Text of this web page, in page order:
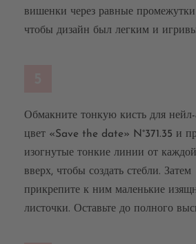
вишенки через равные промежутки
чтобы дизайн был легким и
Обмакните тонкую кисть для нейл-
цвет «Save the date» N°371.35 и
изогнутые тонкие линии от
вверх, чтобы создать стебли. Затем
прикрепите к ним маленькие
листочки. Оставьте до полного